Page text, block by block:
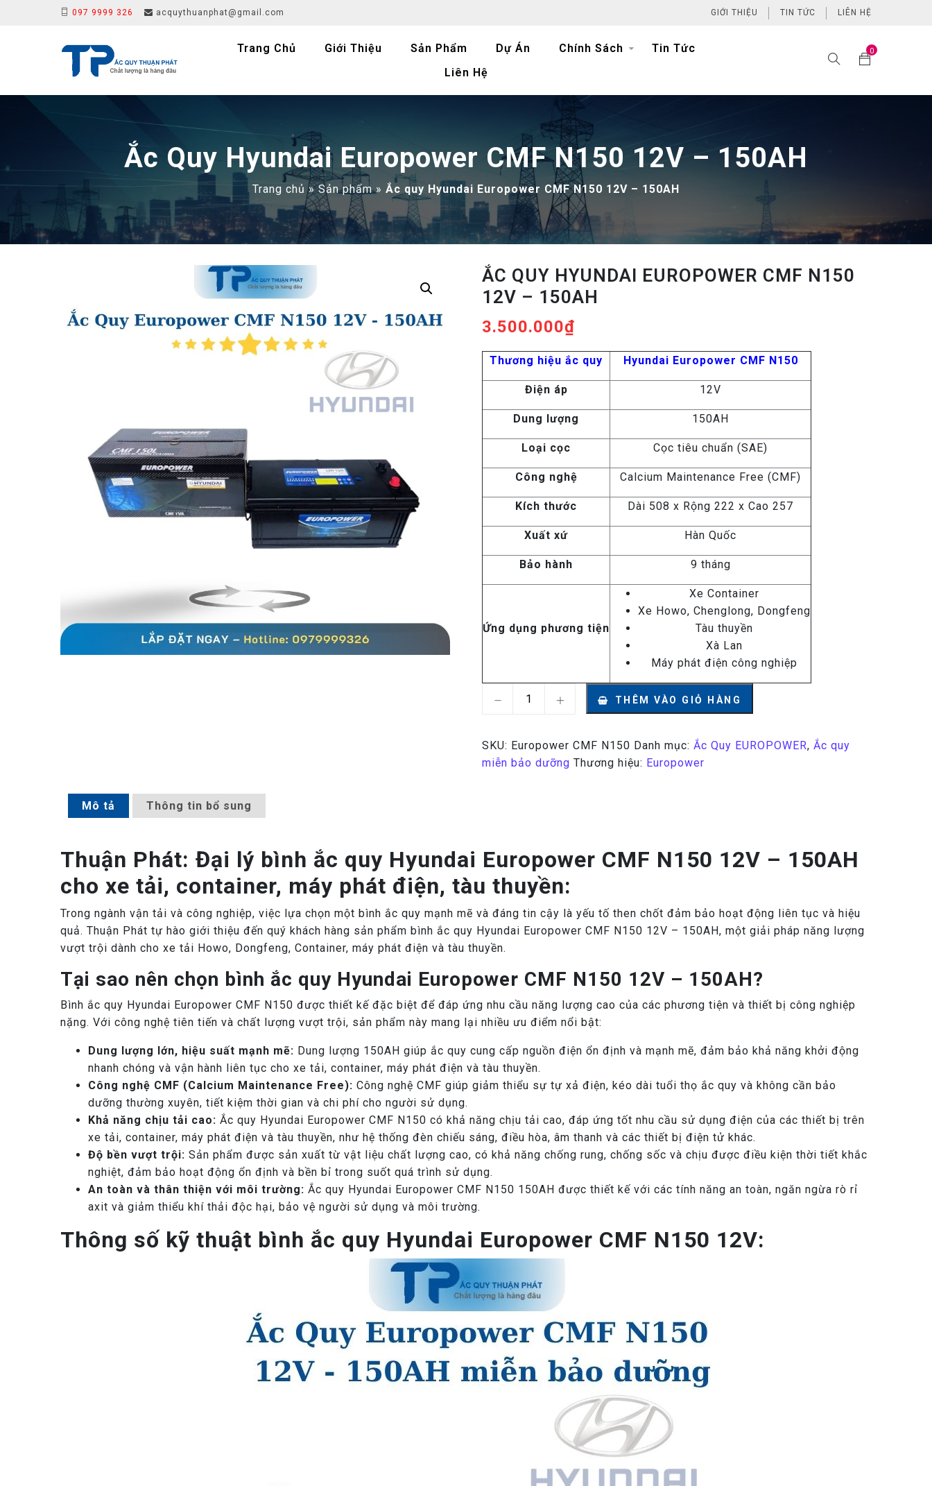
097 9999 326 acquythuanphat@gmail.com GIỚI THIỆU TIN TỨC LIÊN HỆ
Trang Chủ Giới Thiệu Sản Phẩm Dự Án Chính Sách
Tin Tức
Liên Hệ
0
Ắc Quy Hyundai Europower CMF N150 12V – 150AH
Trang chủ »Sản phẩm» Ắc quy Hyundai Europower CMF N150 12V – 150AH
ẮC QUY HYUNDAI EUROPOWER CMF N150
12V – 150AH
3.500.000₫
Thương hiệu ắc quy Hyundai Europower CMF N150
Điện áp 12V
Dung lượng 150AH
Loại cọc Cọc tiêu chuẩn (SAE)
Công nghệ Calcium Maintenance Free (CMF)
Kích thước Dài 508 x Rộng 222 x Cao 257
Xuất xứ Hàn Quốc
Bảo hành 9 tháng
Ứng dụng phương tiện
Xe Container
Xe Howo, Chenglong, Dongfeng
Tàu thuyền
Xà Lan
Máy phát điện công nghiệp
Ắc quy Hyundai Europower CMF N150 12V - 150AH số lượng
THÊM VÀO GIỎ HÀNG
SKU: Europower CMF N150 Danh mục:Ắc Quy EUROPOWER,Ắc quy
miễn bảo dưỡng Thương hiệu: Europower
Mô tả Thông tin bổ sung
Thuận Phát: Đại lý bình ắc quy Hyundai Europower CMF N150 12V – 150AH
cho xe tải, container, máy phát điện, tàu thuyền:
Trong ngành vận tải và công nghiệp, việc lựa chọn một bình ắc quy mạnh mẽ và đáng tin cậy là yếu tố then chốt đảm bảo hoạt động liên tục và hiệu
quả. Thuận Phát tự hào giới thiệu đến quý khách hàng sản phẩm bình ắc quy Hyundai Europower CMF N150 12V – 150AH, một giải pháp năng lượng
vượt trội dành cho xe tải Howo, Dongfeng, Container, máy phát điện và tàu thuyền.
Tại sao nên chọn bình ắc quy Hyundai Europower CMF N150 12V – 150AH?
Bình ắc quy Hyundai Europower CMF N150 được thiết kế đặc biệt để đáp ứng nhu cầu năng lượng cao của các phương tiện và thiết bị công nghiệp
nặng. Với công nghệ tiên tiến và chất lượng vượt trội, sản phẩm này mang lại nhiều ưu điểm nổi bật:
Dung lượng lớn, hiệu suất mạnh mẽ: Dung lượng 150AH giúp ắc quy cung cấp nguồn điện ổn định và mạnh mẽ, đảm bảo khả năng khởi động
nhanh chóng và vận hành liên tục cho xe tải, container, máy phát điện và tàu thuyền.
Công nghệ CMF (Calcium Maintenance Free): Công nghệ CMF giúp giảm thiểu sự tự xả điện, kéo dài tuổi thọ ắc quy và không cần bảo
dưỡng thường xuyên, tiết kiệm thời gian và chi phí cho người sử dụng.
Khả năng chịu tải cao: Ắc quy Hyundai Europower CMF N150 có khả năng chịu tải cao, đáp ứng tốt nhu cầu sử dụng điện của các thiết bị trên
xe tải, container, máy phát điện và tàu thuyền, như hệ thống đèn chiếu sáng, điều hòa, âm thanh và các thiết bị điện tử khác.
Độ bền vượt trội: Sản phẩm được sản xuất từ vật liệu chất lượng cao, có khả năng chống rung, chống sốc và chịu được điều kiện thời tiết khắc
nghiệt, đảm bảo hoạt động ổn định và bền bỉ trong suốt quá trình sử dụng.
An toàn và thân thiện với môi trường: Ắc quy Hyundai Europower CMF N150 150AH được thiết kế với các tính năng an toàn, ngăn ngừa rò rỉ
axit và giảm thiểu khí thải độc hại, bảo vệ người sử dụng và môi trường.
Thông số kỹ thuật bình ắc quy Hyundai Europower CMF N150 12V: